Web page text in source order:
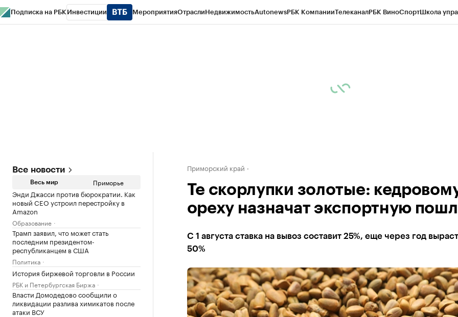
Подписка на РБК Инвестиции МероприятияОтраслиНедвижимостьAutonewsРБК КомпанииТелеканалРБК ВиноСпортШкола
Все новости
Весь мир Приморье
Энди Джасси против бюрократии. Как
новый CEO устроил перестройку в
Amazon
Образование
Трамп заявил, что может стать
последним президентом-
республиканцем в США
Политика
История биржевой торговли в России
РБК и Петербургская Биржа
Власти Домодедово сообщили о
ликвидации разлива химикатов после
атаки ВСУ
Приморский край
Те скорлупки золотые:
ореху назначат экспортную
С 1 августа ставка на вывоз составит 25%, еще через год
50%